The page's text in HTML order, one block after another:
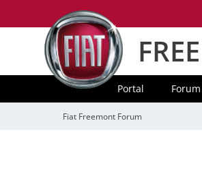
Portal Forum
Fiat Freemont Forum